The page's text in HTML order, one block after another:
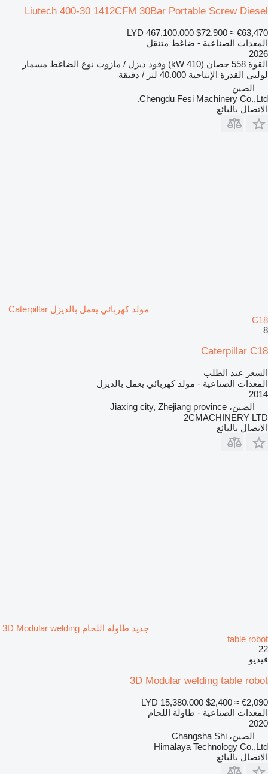
Liutech 400-30 1412CFM 30Bar Portable Screw Diesel
LYD 467,100.000 $72,900 ≈ €63,470
المعدات الصناعية - ضاغط متنقل
2026
القوة 558 حصان (410 kW) وقود ديزل / مازوت نوع الضاغط مسمار
لولبي القدرة الإنتاجية 40.000 لتر / دقيقة
الصين
Chengdu Fesi Machinery Co.,Ltd.
الاتصال بالبائع
مولد كهربائي يعمل بالديزل Caterpillar
C18
8
Caterpillar C18
السعر عند الطلب
المعدات الصناعية - مولد كهربائي يعمل بالديزل
2014
الصين، Jiaxing city, Zhejiang province
2CMACHINERY LTD
الاتصال بالبائع
جديد طاولة اللحام 3D Modular welding
table robot
22
فيديو
3D Modular welding table robot
LYD 15,380.000 $2,400 ≈ €2,090
المعدات الصناعية - طاولة اللحام
2020
الصين، Changsha Shi
Himalaya Technology Co.,Ltd
الاتصال بالبائع